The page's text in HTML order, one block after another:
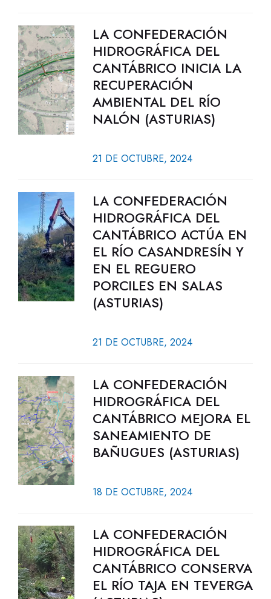
LA CONFEDERACIÓN
HIDROGRÁFICA DEL
CANTÁBRICO INICIA LA
RECUPERACIÓN
AMBIENTAL DEL RÍO
NALÓN (ASTURIAS)
21 DE OCTUBRE, 2024
LA CONFEDERACIÓN
HIDROGRÁFICA DEL
CANTÁBRICO ACTÚA EN
EL RÍO CASANDRESÍN Y
EN EL REGUERO
PORCILES EN SALAS
(ASTURIAS)
21 DE OCTUBRE, 2024
LA CONFEDERACIÓN
HIDROGRÁFICA DEL
CANTÁBRICO MEJORA EL
SANEAMIENTO DE
BAÑUGUES (ASTURIAS)
18 DE OCTUBRE, 2024
LA CONFEDERACIÓN
HIDROGRÁFICA DEL
CANTÁBRICO CONSERVA
EL RÍO TAJA EN TEVERGA